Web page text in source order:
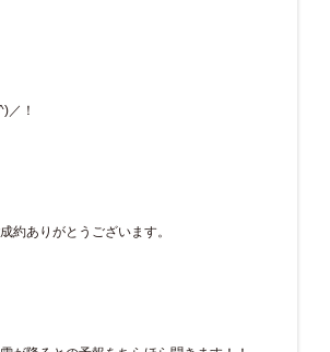
／！
約ありがとうございます。